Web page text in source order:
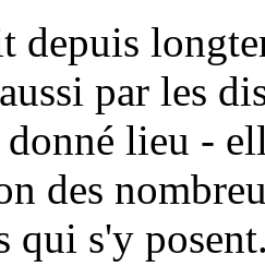
depuis
par les
lieu -
des
qui s'y